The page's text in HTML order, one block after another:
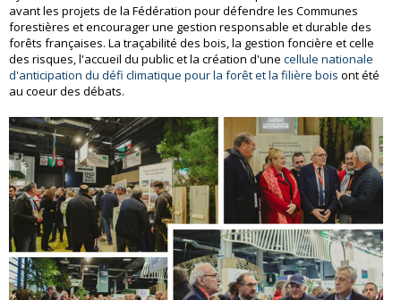
avant les projets de la Fédération pour défendre les Communes
forestières et encourager une gestion responsable et durable des
forêts françaises. La traçabilité des bois, la gestion foncière et celle
des risques, l'accueil du public et la création d'une cellule nationale
d'anticipation du défi climatique pour la forêt et la filière bois ont été
au coeur des débats.